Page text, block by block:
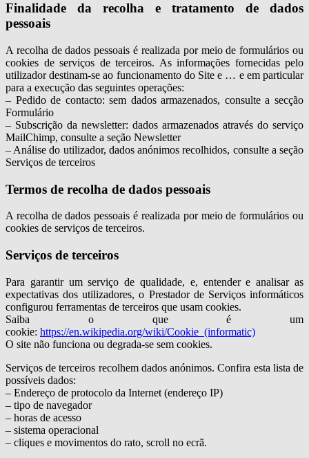
Finalidade da recolha e tratamento de dados
pessoais
A recolha de dados pessoais é realizada por meio de formulários ou
cookies de serviços de terceiros. As informações fornecidas pelo
utilizador destinam-se ao funcionamento do Site e … e em particular
para a execução das seguintes operações:
– Pedido de contacto: sem dados armazenados, consulte a secção
Formulário
– Subscrição da newsletter: dados armazenados através do serviço
MailChimp, consulte a seção Newsletter
– Análise do utilizador, dados anónimos recolhidos, consulte a seção
Serviços de terceiros
Termos de recolha de dados pessoais
A recolha de dados pessoais é realizada por meio de formulários ou
cookies de serviços de terceiros.
Serviços de terceiros
Para garantir um serviço de qualidade, e, entender e analisar as
expectativas dos utilizadores, o Prestador de Serviços informáticos
configurou ferramentas de terceiros que usam cookies.
Saiba o que é um
cookie: https://en.wikipedia.org/wiki/Cookie_(informatic)
O site não funciona ou degrada-se sem cookies.
Serviços de terceiros recolhem dados anónimos. Confira esta lista de
possíveis dados:
– Endereço de protocolo da Internet (endereço IP)
– tipo de navegador
– horas de acesso
– sistema operacional
– cliques e movimentos do rato, scroll no ecrã.